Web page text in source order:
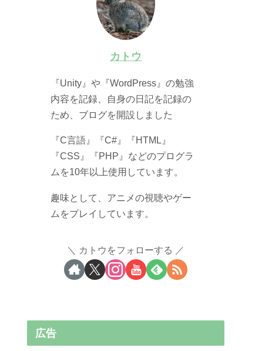
カトウ
『Unity』や『WordPress』の勉強
内容を記録、自身の日記を記録の
ため、ブログを開設しました
『C言語』『C#』『HTML』
『CSS』『PHP』などのプログラ
ムを10年以上使用しています。
趣味として、アニメの視聴やゲー
ムをプレイしています。
カトウをフォローする
広告